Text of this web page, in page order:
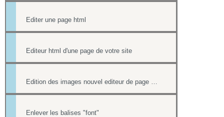
Editer une page html
Editeur html d'une page de votre site
Edition des images nouvel editeur de page html
Enlever les balises "font"